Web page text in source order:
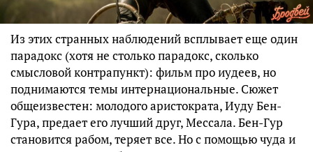
Из этих странных наблюдений всплывает еще один
парадокс (хотя не столько парадокс, сколько
смысловой контрапункт): фильм про иудеев, но
поднимаются темы интернациональные. Сюжет
общеизвестен: молодого аристократа, Иуду Бен-
Гура, предает его лучший друг, Мессала. Бен-Гур
становится рабом, теряет все. Но с помощью чуда и